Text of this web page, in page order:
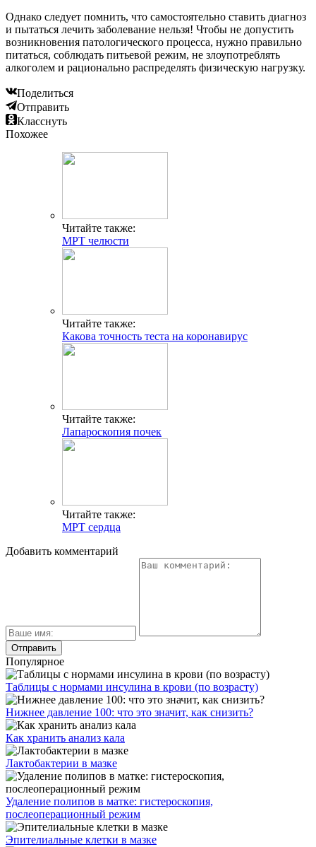
Однако следует помнить, что самостоятельно ставить диагноз
и пытаться лечить заболевание нельзя! Чтобы не допустить
возникновения патологического процесса, нужно правильно
питаться, соблюдать питьевой режим, не злоупотреблять
алкоголем и рационально распределять физическую нагрузку.
Поделиться
Отправить
Класснуть
Похожее
Читайте также:
МРТ челюсти
Читайте также:
Какова точность теста на коронавирус
Читайте также:
Лапароскопия почек
Читайте также:
МРТ сердца
Добавить комментарий
Популярное
Таблицы с нормами инсулина в крови (по возрасту)
Нижнее давление 100: что это значит, как снизить?
Как хранить анализ кала
Лактобактерии в мазке
Удаление полипов в матке: гистероскопия,
послеоперационный режим
Эпителиальные клетки в мазке